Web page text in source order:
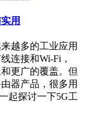
用
越多的工业应用
连接和Wi-Fi，
更广的覆盖。但
器产品，很多用
起探讨一下5G工